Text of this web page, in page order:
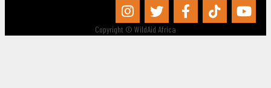
Copyright © WildAid Africa